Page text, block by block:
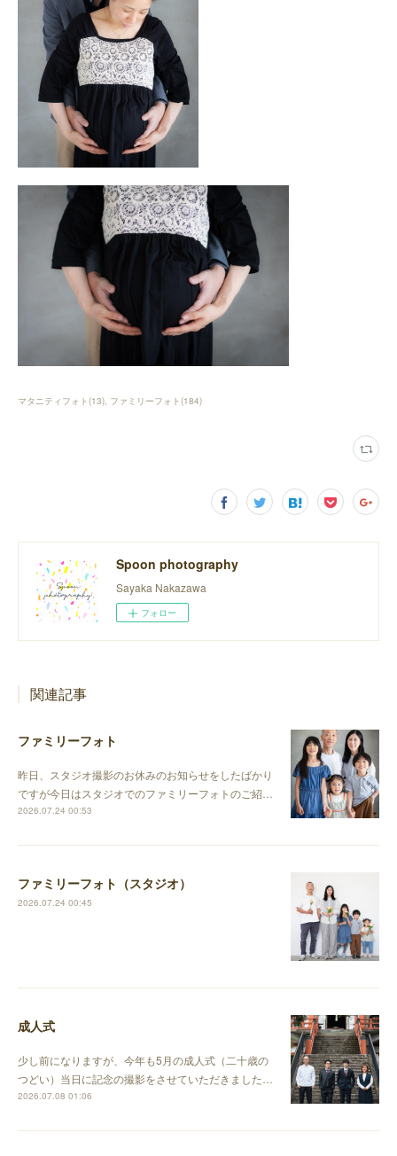
マタニティフォト(13) ファミリーフォト(184)
Spoon photography
Sayaka Nakazawa
フォロー
関連記事
ファミリーフォト
昨日、スタジオ撮影のお休みのお知らせをしたばかり
ですが今日はスタジオでのファミリーフォトのご紹…
2026.07.24 00:53
ファミリーフォト（スタジオ）
2026.07.24 00:45
成人式
少し前になりますが、今年も5月の成人式（二十歳の
つどい）当日に記念の撮影をさせていただきました…
2026.07.08 01:06